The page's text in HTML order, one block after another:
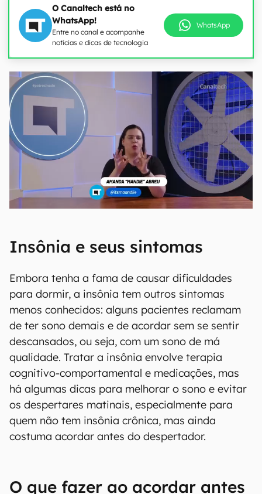
O Canaltech está no
WhatsApp!
Entre no canal e acompanhe
notícias e dicas de tecnologia
WhatsApp
Insônia e seus sintomas
Embora tenha a fama de causar dificuldades
para dormir, a insônia tem outros sintomas
menos conhecidos: alguns pacientes reclamam
de ter sono demais e de acordar sem se sentir
descansados, ou seja, com um sono de má
qualidade. Tratar a insônia envolve terapia
cognitivo-comportamental e medicações, mas
há algumas dicas para melhorar o sono e evitar
os despertares matinais, especialmente para
quem não tem insônia crônica, mas ainda
costuma acordar antes do despertador.
O que fazer ao acordar antes